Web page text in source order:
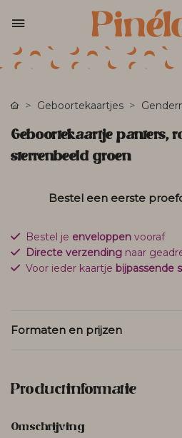
Geboortekaartjes
Geboortekaartje panters,
sterrenbeeld groen
Bestel een eerste
Bestel je enveloppen vooraf
Directe verzending naar
Voor ieder kaartje bijpassende
Formaten en prijzen
Productinformatie
Omschrijving